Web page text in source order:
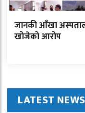
जानकी आँखा
खोजेको आरोप
LATEST NEWS